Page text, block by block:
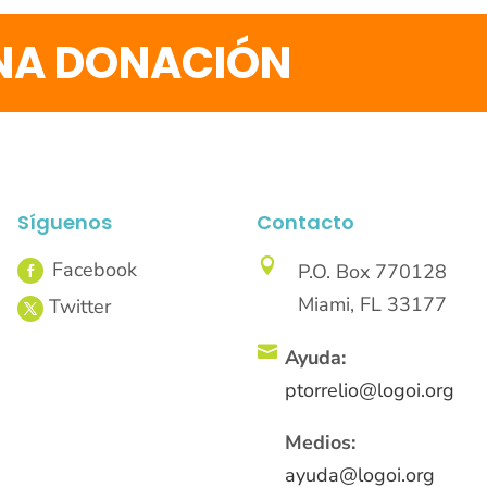
DONACIÓN
Síguenos Contacto

P.O. Box 770128
Miami, FL 33177
 Ayuda:
ptorrelio@logoi.org
Medios:
ayuda@logoi.org